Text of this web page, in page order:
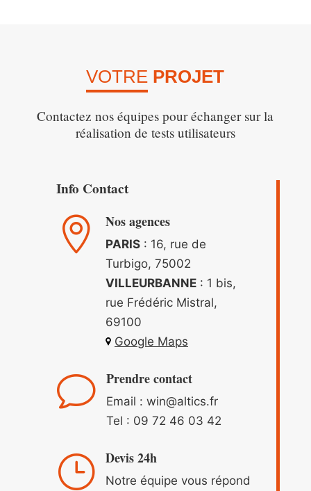
VOTRE PROJET
Contactez nos équipes pour échanger sur la
réalisation de tests utilisateurs
Info Contact
 Nos agences
PARIS: 16, rue de
Turbigo, 75002
VILLEURBANNE: 1 bis,
rue Frédéric Mistral,
69100
Google Maps
v Prendre contact
Email : win@altics.fr
Tel : 09 72 46 03 42
} Devis 24h
Notre équipe vous répond